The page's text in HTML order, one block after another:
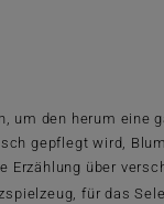
den herum eine
gepflegt wird,
Erzählung über
für das